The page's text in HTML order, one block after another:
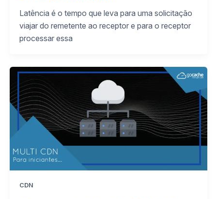
Latência é o tempo que leva para uma solicitação
viajar do remetente ao receptor e para o receptor
processar essa
CDN